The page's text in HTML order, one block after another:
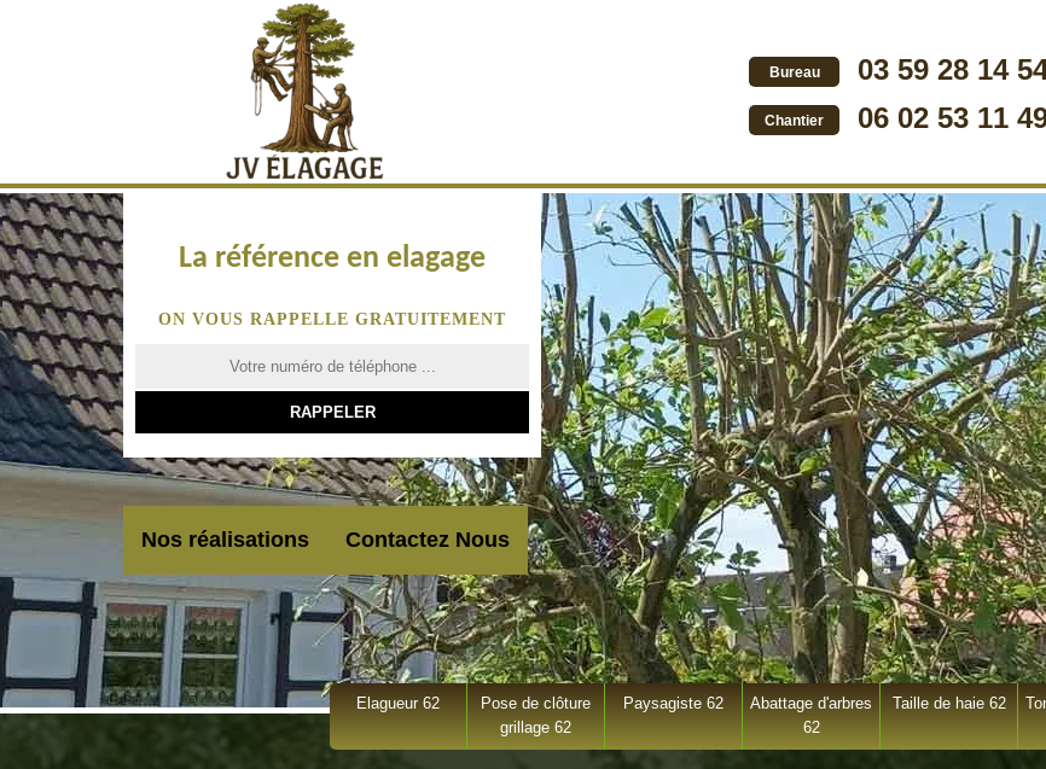
Bureau 03 59 28 14
Chantier 06 02 53 11
La référence en elagage
ON VOUS RAPPELLE GRATUITEMENT
Nos réalisations Contactez Nous
Elagueur 62
Pose de clôture
grillage 62
Paysagiste 62
Abattage d'arbres
62
Taille de haie 62